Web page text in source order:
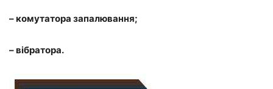
– комутатора запалювання;
– вібратора.